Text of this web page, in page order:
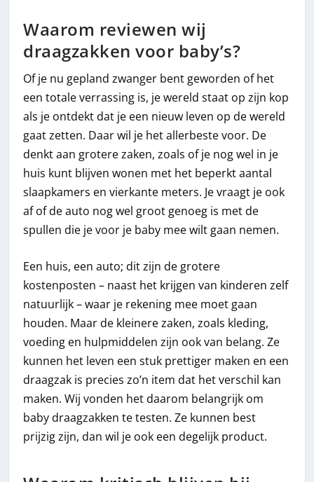
Waarom reviewen wij
draagzakken voor baby’s?
Of je nu gepland zwanger bent geworden of het
een totale verrassing is, je wereld staat op zijn kop
als je ontdekt dat je een nieuw leven op de wereld
gaat zetten. Daar wil je het allerbeste voor. De
denkt aan grotere zaken, zoals of je nog wel in je
huis kunt blijven wonen met het beperkt aantal
slaapkamers en vierkante meters. Je vraagt je ook
af of de auto nog wel groot genoeg is met de
spullen die je voor je baby mee wilt gaan nemen.
Een huis, een auto; dit zijn de grotere
kostenposten – naast het krijgen van kinderen zelf
natuurlijk – waar je rekening mee moet gaan
houden. Maar de kleinere zaken, zoals kleding,
voeding en hulpmiddelen zijn ook van belang. Ze
kunnen het leven een stuk prettiger maken en een
draagzak is precies zo’n item dat het verschil kan
maken. Wij vonden het daarom belangrijk om
baby draagzakken te testen. Ze kunnen best
prijzig zijn, dan wil je ook een degelijk product.